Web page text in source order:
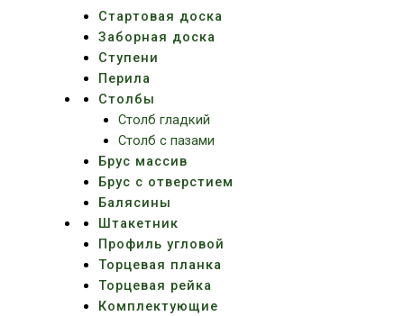
Стартовая доска
Заборная доска
Ступени
Перила
Столбы
Столб гладкий
Столб с пазами
Брус массив
Брус с отверстием
Балясины
Штакетник
Профиль угловой
Торцевая планка
Торцевая рейка
Комплектующие